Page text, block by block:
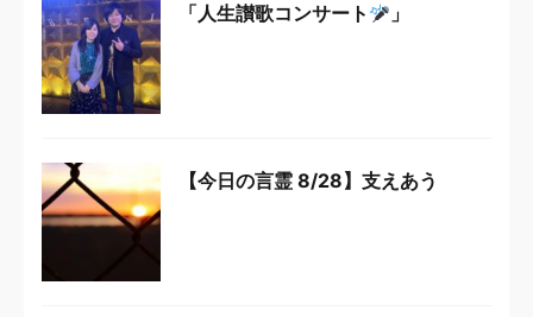
「人生讃歌コンサート 」
【今日の言霊 8/28】支えあう